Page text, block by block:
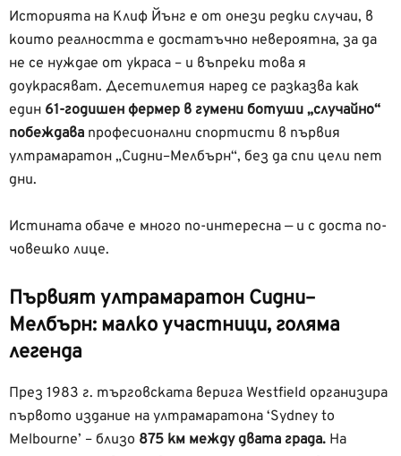
Историята на Клиф Йънг е от онези редки случаи, в
които реалността е достатъчно невероятна, за да
не се нуждае от украса – и въпреки това я
доукрасяват. Десетилетия наред се разказва как
един 61-годишен фермер в гумени ботуши „случайно“
побеждава професионални спортисти в първия
ултрамаратон „Сидни–Мелбърн“, без да спи цели пет
дни.
Истината обаче е много по-интересна — и с доста по-
човешко лице.
Първият ултрамаратон Сидни–
Мелбърн: малко участници, голяма
легенда
През 1983 г. търговската верига Westfield организира
първото издание на ултрамаратона ‘Sydney to
Melbourne’ – близо 875 км между двата града. На